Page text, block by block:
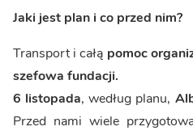
Jaki jest plan i co przed nim?
Transport i całą pomoc
szefowa fundacji.
6 listopada, według planu,
Przed nami wiele